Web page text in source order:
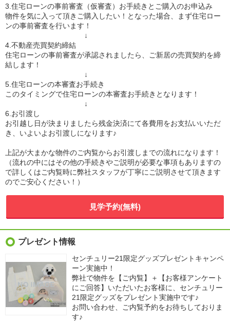
3.住宅ローンの事前審査（仮審査）お手続きとご購入のお申込み
物件を気に入って頂きご購入したい！となった場合、まず住宅ロー
ンの事前審査を行います！
↓
4.不動産売買契約締結
住宅ローンの事前審査が承認されましたら、ご新居の売買契約を締
結します！
↓
5.住宅ローンの本審査お手続き
このタイミングで住宅ローンの本審査お手続きとなります！
↓
6.お引渡し
お引越し日が決まりましたら残金決済にて各費用をお支払いいただ
き、いよいよお引渡しになります♪
上記が大まかな物件のご内覧からお引渡しまでの流れになります！
（流れの中にはその他の手続きやご説明が必要な事項もありますの
で詳しくはご内覧時に弊社スタッフが丁寧にご説明させて頂きます
のでご安心ください！）
見学予約(無料)
プレゼント情報
センチュリー21限定グッズプレゼントキャンペ
ーン実施中！
弊社で物件を【ご内覧】＋【お客様アンケート
にご回答】いただいたお客様に、センチュリー
21限定グッズをプレゼント実施中です♪
お問い合わせ、ご内覧予約をお待ちしておりま
す♪